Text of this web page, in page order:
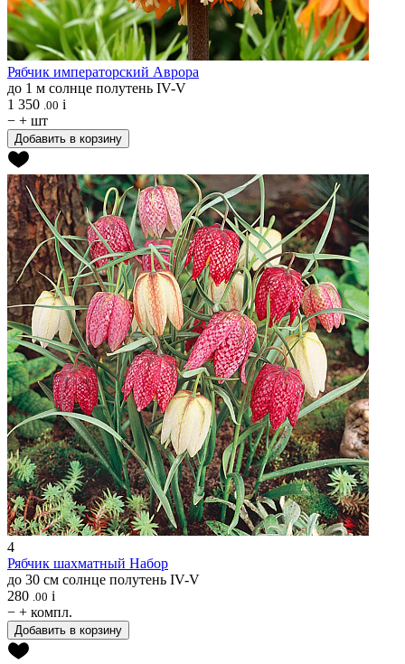
Рябчик императорский Аврора
до 1 м солнце полутень IV-V
1 350 .00 i
− + шт
Добавить в корзину
4
Рябчик шахматный Набор
до 30 см солнце полутень IV-V
280 .00 i
− + компл.
Добавить в корзину